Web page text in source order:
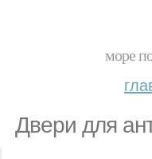
море
Двери для